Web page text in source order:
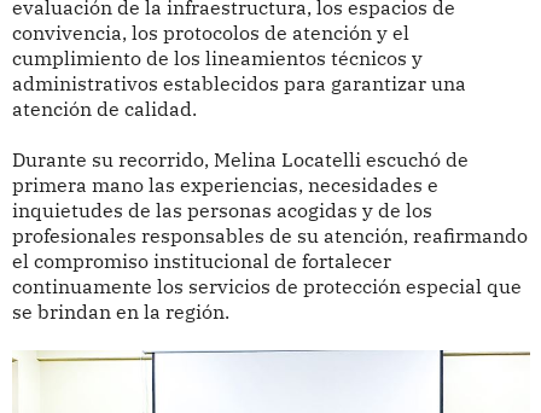
evaluación de la infraestructura, los espacios de
convivencia, los protocolos de atención y el
cumplimiento de los lineamientos técnicos y
administrativos establecidos para garantizar una
atención de calidad.
Durante su recorrido, Melina Locatelli escuchó de
primera mano las experiencias, necesidades e
inquietudes de las personas acogidas y de los
profesionales responsables de su atención, reafirmando
el compromiso institucional de fortalecer
continuamente los servicios de protección especial que
se brindan en la región.